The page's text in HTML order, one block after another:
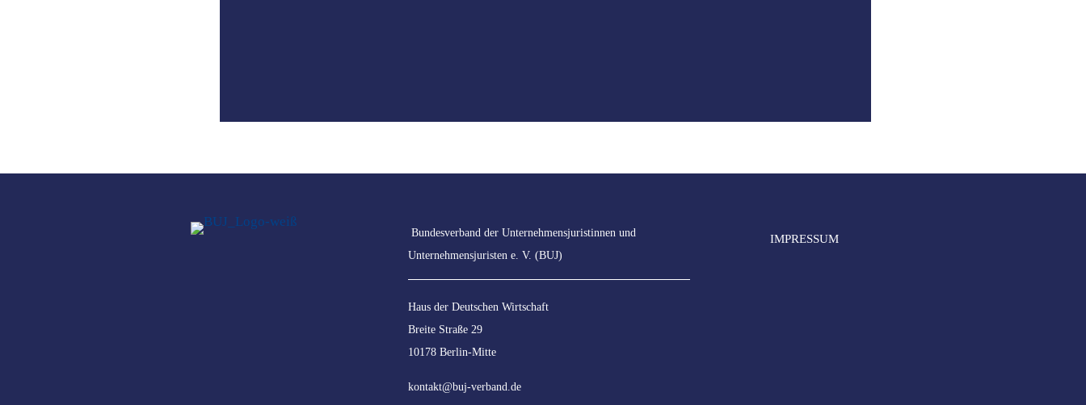
Bundesverband der Unternehmensjuristinnen und
Unternehmensjuristen e. V. (BUJ)
Haus der Deutschen Wirtschaft
Breite Straße 29
10178 Berlin-Mitte
kontakt@buj-verband.de
IMPRESSUM